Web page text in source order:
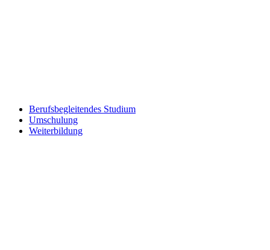
Berufsbegleitendes Studium
Umschulung
Weiterbildung